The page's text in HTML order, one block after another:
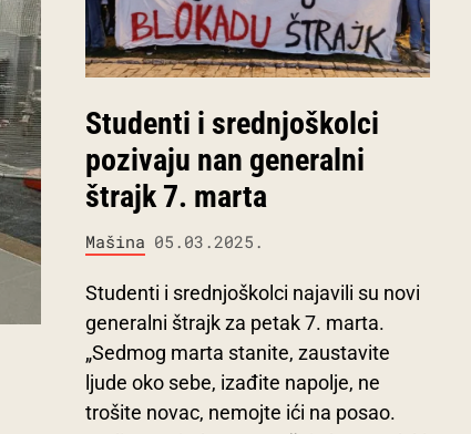
Studenti i srednjoškolci
pozivaju nan generalni
štrajk 7. marta
Mašina 05.03.2025.
Studenti i srednjoškolci najavili su novi
generalni štrajk za petak 7. marta.
„Sedmog marta stanite, zaustavite
ljude oko sebe, izađite napolje, ne
trošite novac, nemojte ići na posao.